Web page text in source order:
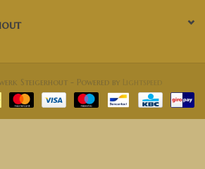
Steigerhout - Powered by Lightspeed